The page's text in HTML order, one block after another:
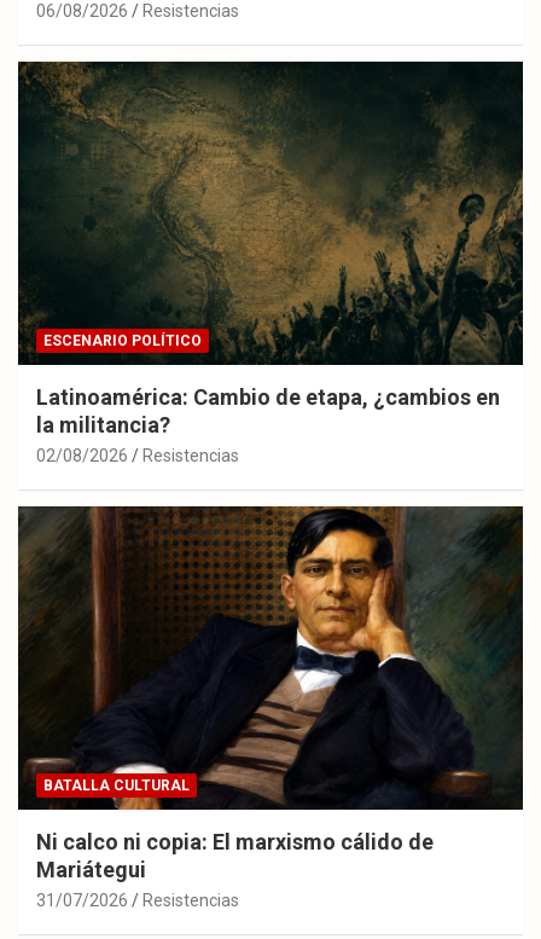
06/08/2026 Resistencias
ESCENARIO POLÍTICO
Latinoamérica: Cambio de etapa, ¿cambios en
la militancia?
02/08/2026 Resistencias
BATALLA CULTURAL
Ni calco ni copia: El marxismo cálido de
Mariátegui
31/07/2026 Resistencias